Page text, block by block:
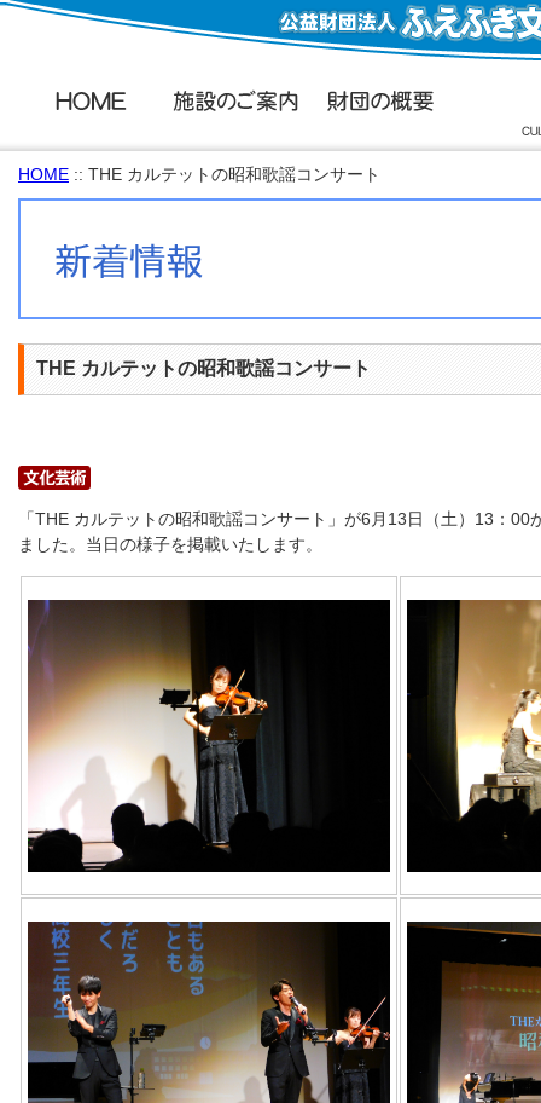
HOME :: THE カルテットの昭和歌謡コンサート
THE カルテットの昭和歌謡コンサート
「THE カルテットの昭和歌謡コンサート」が6月13日（土）13：
ました。当日の様子を掲載いたします。